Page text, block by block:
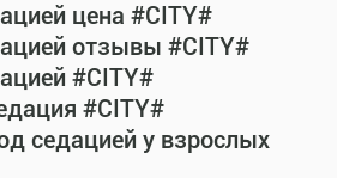
цена #CITY#
отзывы #CITY#
#CITY#
#CITY#
седацией у взрослых